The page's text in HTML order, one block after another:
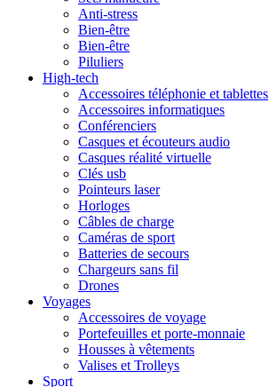
Anti-stress
Bien-être
Bien-être
Piluliers
High-tech
Accessoires téléphonie et tablettes
Accessoires informatiques
Conférenciers
Casques et écouteurs audio
Casques réalité virtuelle
Clés usb
Pointeurs laser
Horloges
Câbles de charge
Caméras de sport
Batteries de secours
Chargeurs sans fil
Drones
Voyages
Accessoires de voyage
Portefeuilles et porte-monnaie
Housses à vêtements
Valises et Trolleys
Sport